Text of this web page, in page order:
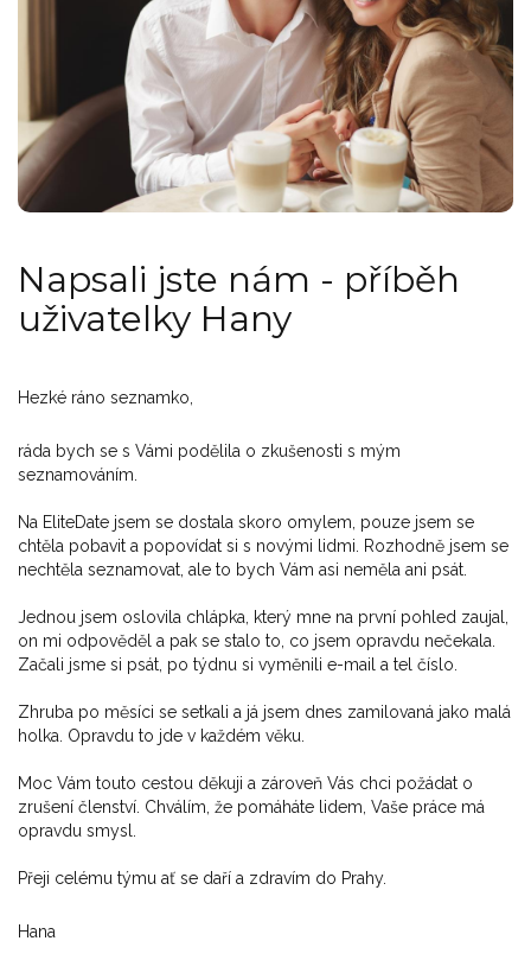
Napsali jste nám - příběh
uživatelky Hany
Hezké ráno seznamko,
ráda bych se s Vámi podělila o zkušenosti s mým
seznamováním.
Na EliteDate jsem se dostala skoro omylem, pouze jsem se
chtěla pobavit a popovídat si s novými lidmi. Rozhodně jsem se
nechtěla seznamovat, ale to bych Vám asi neměla ani psát.
Jednou jsem oslovila chlápka, který mne na první pohled zaujal,
on mi odpověděl a pak se stalo to, co jsem opravdu nečekala.
Začali jsme si psát, po týdnu si vyměnili e-mail a tel číslo.
Zhruba po měsíci se setkali a já jsem dnes zamilovaná jako malá
holka. Opravdu to jde v každém věku.
Moc Vám touto cestou děkuji a zároveň Vás chci požádat o
zrušení členství. Chválím, že pomáháte lidem, Vaše práce má
opravdu smysl.
Přeji celému týmu ať se daří a zdravím do Prahy.
Hana